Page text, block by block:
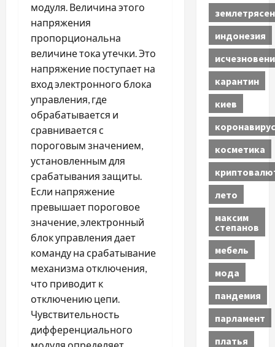
модуля. Величина этого
напряжения
пропорциональна
величине тока утечки. Это
напряжение поступает на
вход электронного блока
управления, где
обрабатывается и
сравнивается с
пороговым значением,
установленным для
срабатывания защиты.
Если напряжение
превышает пороговое
значение, электронный
блок управления дает
команду на срабатывание
механизма отключения,
что приводит к
отключению цепи.
Чувствительность
дифференциального
модуля определяет
индонезия
карантин
киев
коронавирус
косметика
лето
максим
степанов
мебель
мода
пандемия
парламент
платья